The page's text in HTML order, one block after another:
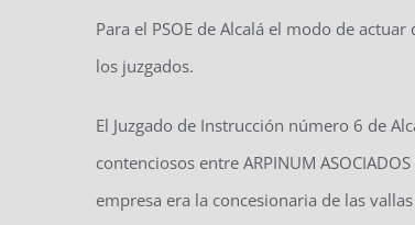
Para el PSOE de Alcalá el modo de
los juzgados.
El Juzgado de Instrucción número 6 de
contenciosos entre ARPINUM
empresa era la concesionaria de las